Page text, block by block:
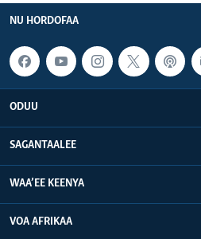
NU HORDOFAA
ODUU
SAGANTAALEE
WAA’EE KEENYA
VOA AFRIKAA